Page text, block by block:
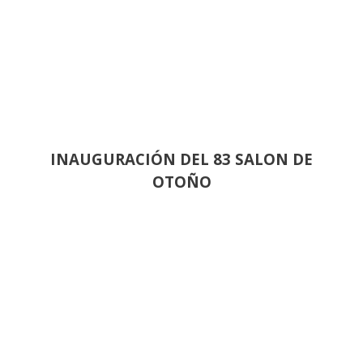
INAUGURACIÓN DEL 83 SALON DE
OTOÑO